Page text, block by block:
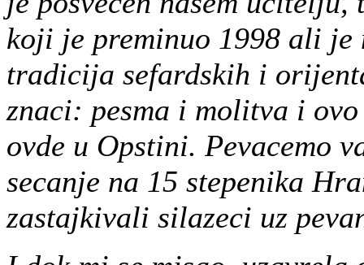
koji je preminuo 1998 ali je
tradicija sefardskih i
znaci: pesma i molitva i
ovde u Opstini. Pevacemo
secanje na 15 stepenika
zastajkivali silazeci uz